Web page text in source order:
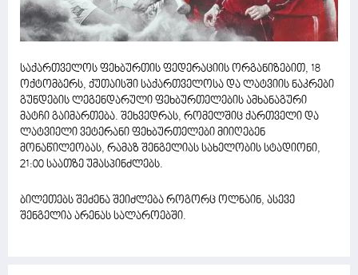
საქართველოს ფეხბურთის ფედერაციის ორგანიზებით, 18
ოქტომბერს, ქუთაისში საქართველოსა და ლატვიის ნაკრები
გუნდების ლეგენდარული ფეხბურთელების ამხანაგური
მატჩი გაიმართება. შეხვედრას, რომელშიც ქართველი და
ლატვიელი ვეტერანი ფეხბურთელები მიიღებენ
მონაწილეობას, რამაზ შენგელიას სახელობის სტადიონი,
21:00 საათზე უმასპინძლებს.
ბილეთებს შეძენა შეიძლება როგორც ოლნაინ, ასევე
შენგელია არენას სალაროებში.